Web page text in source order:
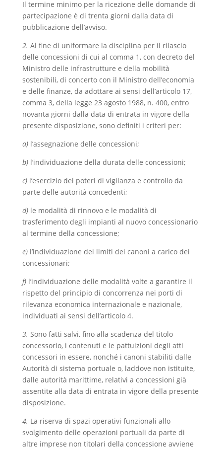
Il termine minimo per la ricezione delle domande di
partecipazione è di trenta giorni dalla data di
pubblicazione dell’avviso.
2. Al fine di uniformare la disciplina per il rilascio
delle concessioni di cui al comma 1, con decreto del
Ministro delle infrastrutture e della mobilità
sostenibili, di concerto con il Ministro dell’economia
e delle finanze, da adottare ai sensi dell’articolo 17,
comma 3, della legge 23 agosto 1988, n. 400, entro
novanta giorni dalla data di entrata in vigore della
presente disposizione, sono definiti i criteri per:
a)l’assegnazione delle concessioni;
b)l’individuazione della durata delle concessioni;
c)l’esercizio dei poteri di vigilanza e controllo da
parte delle autorità concedenti;
d)le modalità di rinnovo e le modalità di
trasferimento degli impianti al nuovo concessionario
al termine della concessione;
e)l’individuazione dei limiti dei canoni a carico dei
concessionari;
f)l’individuazione delle modalità volte a garantire il
rispetto del principio di concorrenza nei porti di
rilevanza economica internazionale e nazionale,
individuati ai sensi dell’articolo 4.
3. Sono fatti salvi, fino alla scadenza del titolo
concessorio, i contenuti e le pattuizioni degli atti
concessori in essere, nonché i canoni stabiliti dalle
Autorità di sistema portuale o, laddove non istituite,
dalle autorità marittime, relativi a concessioni già
assentite alla data di entrata in vigore della presente
disposizione.
4. La riserva di spazi operativi funzionali allo
svolgimento delle operazioni portuali da parte di
altre imprese non titolari della concessione avviene